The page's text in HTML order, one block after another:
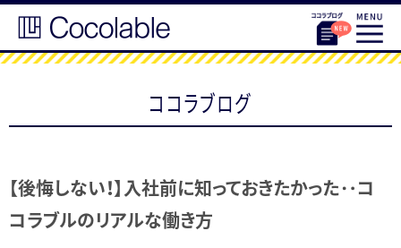
ココラブログ
【後悔しない！】入社前に知っておきたかった‥コ
コラブルのリアルな働き方